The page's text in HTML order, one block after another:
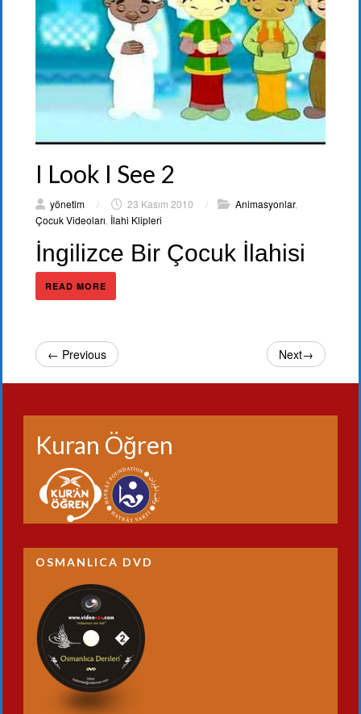
I Look I See 2
yönetim / 23 Kasım 2010 / Animasyonlar,
Çocuk Videoları İlahi Klipleri
İngilizce Bir Çocuk İlahisi
READ MORE
← Previous Next→
Kuran Öğren
OSMANLICA DVD